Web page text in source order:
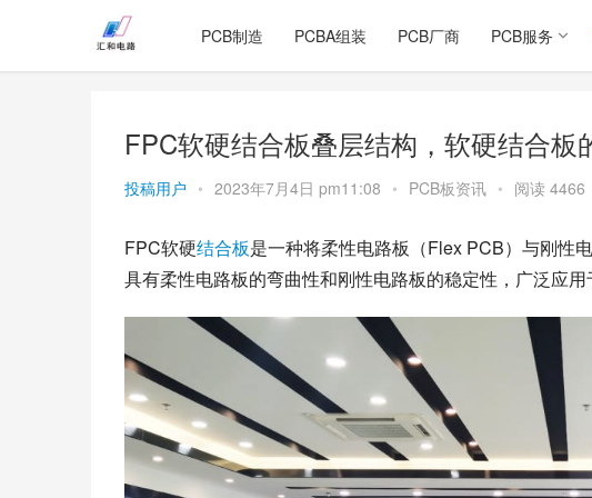
PCB制造 PCBA组装 PCB厂商 PCB服务
FPC软硬结合板叠层结构，软硬结合板
投稿用户 • 2023年7月4日 pm11:08 • PCB板资讯 • 阅读 4466
FPC软硬结合板是一种将柔性电路板（Flex PCB）与刚性
具有柔性电路板的弯曲性和刚性电路板的稳定性，广泛应用